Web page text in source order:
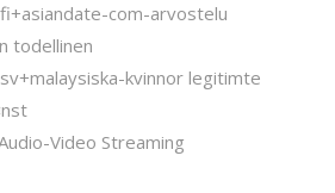
com-arvostelu
todellinen
kvinnor legitimte
Video Streaming